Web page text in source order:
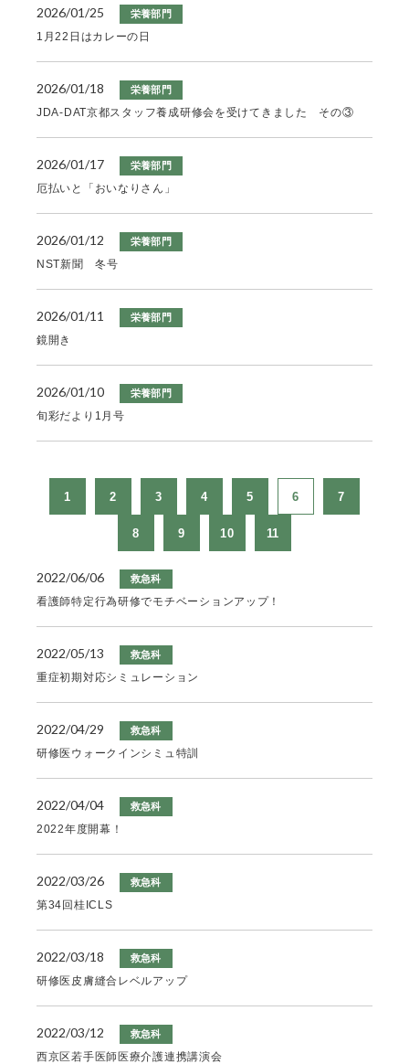
2026/01/25 栄養部門
1月22日はカレーの日
2026/01/18 栄養部門
JDA-DAT京都スタッフ養成研修会を受けてきました その③
2026/01/17 栄養部門
厄払いと「おいなりさん」
2026/01/12 栄養部門
NST新聞 冬号
2026/01/11 栄養部門
鏡開き
2026/01/10 栄養部門
旬彩だより1月号
1 2 3 4 5 6 7
8 9 10 11
2022/06/06 救急科
看護師特定行為研修でモチベーションアップ！
2022/05/13 救急科
重症初期対応シミュレーション
2022/04/29 救急科
研修医ウォークインシミュ特訓
2022/04/04 救急科
2022年度開幕！
2022/03/26 救急科
第34回桂ICLS
2022/03/18 救急科
研修医皮膚縫合レベルアップ
2022/03/12 救急科
西京区若手医師医療介護連携講演会